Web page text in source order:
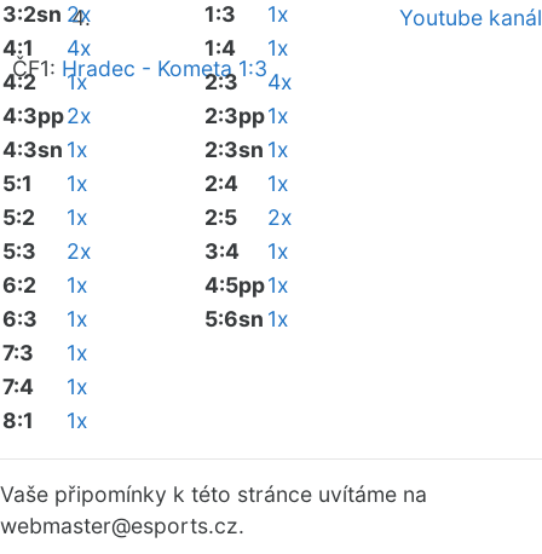
Youtube kanál
ČF1: Hradec - Kometa 1:3
3:2sn 2x
4:1
4x
4:2
1x
4:3pp2x
4:3sn 1x
5:1
1x
5:2
1x
5:3
2x
6:2
1x
6:3
1x
7:3
1x
7:4
1x
8:1
1x
1:3
1x
1:4
1x
2:3
4x
2:3pp1x
2:3sn 1x
2:4
1x
2:5
2x
3:4
1x
4:5pp1x
5:6sn 1x
Vaše připomínky k této stránce uvítáme na
webmaster@esports.cz.